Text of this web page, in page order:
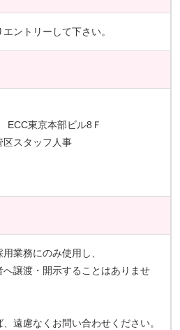
ントリーして下さい。
東京本部ビル8Ｆ
スタッフ人事
業務にのみ使用し、
譲渡・開示することはありませ
遠慮なくお問い合わせください。